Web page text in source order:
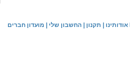
₪44.00 המחיר שלך מועדון חברים החשבון שלי תקנון